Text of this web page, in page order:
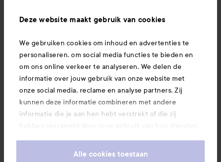
Deze website maakt gebruik van cookies
We gebruiken cookies om inhoud en advertenties te
personaliseren, om social media functies te bieden en
om ons online verkeer te analyseren. We delen de
informatie over jouw gebruik van onze website met
onze social media, reclame en analyse partners. Zij
kunnen deze informatie combineren met andere
informatie die je aan hen hebt verstrekt of die zij
hebben verzameld door jouw gebruik van hun diensten.
website te blijven gebruiken. Voor meer informatie over
Alle cookies toestaan
Ook interessant
Download hier onze app